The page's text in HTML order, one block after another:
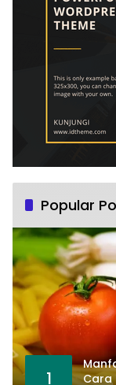
Popular
1
Cara